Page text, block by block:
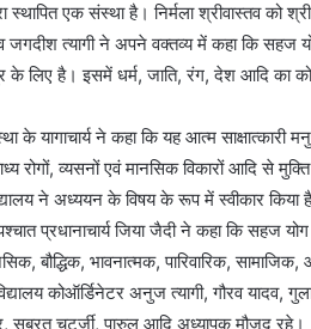
m
a
स्थापित एक संस्था है। निर्मला श्रीवास्तव को
जगदीश त्यागी ने अपने वक्तव्य में कहा कि सहज
के लिए है। इसमें धर्म, जाति, रंग, देश आदि
के यागाचार्य ने कहा कि यह आत्म साक्षात्कारी
रोगों, व्यसनों एवं मानसिक विकारों आदि से
ने अध्ययन के विषय के रूप में स्वीकार किया
प्रधानाचार्य जिया जैदी ने कहा कि सहज
बौद्धिक, भावनात्मक, पारिवारिक,
कोऑर्डिनेटर अनुज त्यागी, गौरव यादव,
सुब्रत चटर्जी, पारुल आदि अध्यापक मौजूद रहे।